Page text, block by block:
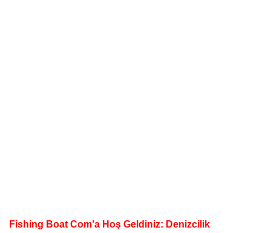
Fishing Boat Com’a Hoş Geldiniz: Denizcilik